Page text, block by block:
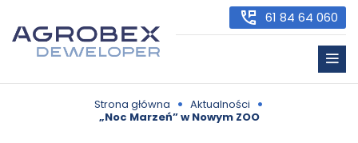
61 84 64 060
Strona główna • Aktualności •
„Noc Marzeń” w Nowym ZOO